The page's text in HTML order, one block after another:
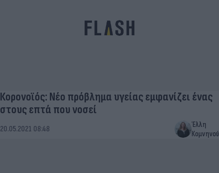
Κορονοϊός: Νέο πρόβλημα υγείας εμφανίζει ένας
στους επτά που νοσεί
20.05.2021 08:48
Έλλη
Κομνηνού